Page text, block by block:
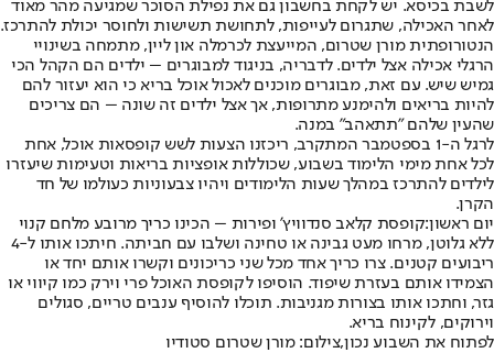
לשבת בכיסא. יש לקחת בחשבון גם את נפילת הסוכר שמגיעה מהר מאוד
לאחר האכילה, שתגרום לעייפות, לתחושת תשישות ולחוסר יכולת להתרכז.
הנטורופתית מורן שטרום, המייעצת לכרמלה און ליין, מתמחה בשינויי
הרגלי אכילה אצל ילדים. לדבריה, בניגוד למבוגרים – ילדים הם הקהל הכי
גמיש שיש. עם זאת, מבוגרים מוכנים לאכול אוכל בריא כי הוא יעזור להם
להיות בריאים ולהימנע מתרופות, אך אצל ילדים זה שונה – הם צריכים
שהעין שלהם "תתאהב" במנה.
לרגל ה-1 בספטמבר המתקרב, ריכזנו הצעות לשש קופסאות אוכל, אחת
לכל אחת מימי הלימוד בשבוע, שכוללות אופציות בריאות וטעימות שיעזרו
לילדים להתרכז במהלך שעות הלימודים ויהיו צבעוניות כעולמו של חד
הקרן.
יום ראשון:קופסת קלאב סנדוויץ' ופירות – הכינו כריך מרובע מלחם קנוי
ללא גלוטן, מרחו מעט גבינה או טחינה ושלבו עם חביתה. חיתכו אותו ל-4
ריבועים קטנים. צרו כריך אחד מכל שני כריכונים וקשרו אותם יחד או
הצמידו אותם בעזרת שיפוד. הוסיפו לקופסת האוכל פרי וירק כמו קיווי או
גזר, וחתכו אותו בצורות מגניבות. תוכלו להוסיף ענבים טריים, סגולים
וירוקים, לקינוח בריא.
לפתוח את השבוע נכון,צילום: מורן שטרום סטודיו